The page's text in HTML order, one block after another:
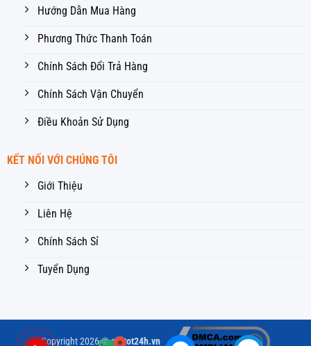
Hướng Dẫn Mua Hàng
Phương Thức Thanh Toán
Chính Sách Đổi Trả Hàng
Chính Sách Vận Chuyển
Điều Khoản Sử Dụng
KẾT NỐI VỚI CHÚNG TÔI
Giới Thiệu
Liên Hệ
Chính Sách Sỉ
Tuyển Dụng
Copyright 2026 ©giatot24h.vn